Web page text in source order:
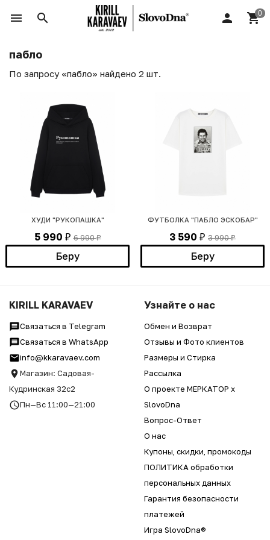
пабло
По запросу «пабло» найдено 2 шт.
ХУДИ "РУКОПАШКА"
5 990 ₽ 6 990₽
Беру
ФУТБОЛКА "ПАБЛО ЭСКОБАР"
3 590 ₽ 3 990₽
Беру
KIRILL KARAVAEV
Связаться в Telegram
Связаться в WhatsApp
info@kkaravaev.com
Магазин: Садовая-
Кудринская 32с2
Пн—Вс 11:00—21:00
Узнайте о нас
Обмен и Возврат
Отзывы и Фото клиентов
Размеры и Стирка
Рассылка
О проекте МЕРКАТОР x
SlovoDna
Вопрос-Ответ
О нас
Купоны, скидки, промокоды
ПОЛИТИКА обработки
персональных данных
Гарантия безопасности
платежей
Игра SlovoDna®